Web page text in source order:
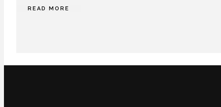
READ MORE